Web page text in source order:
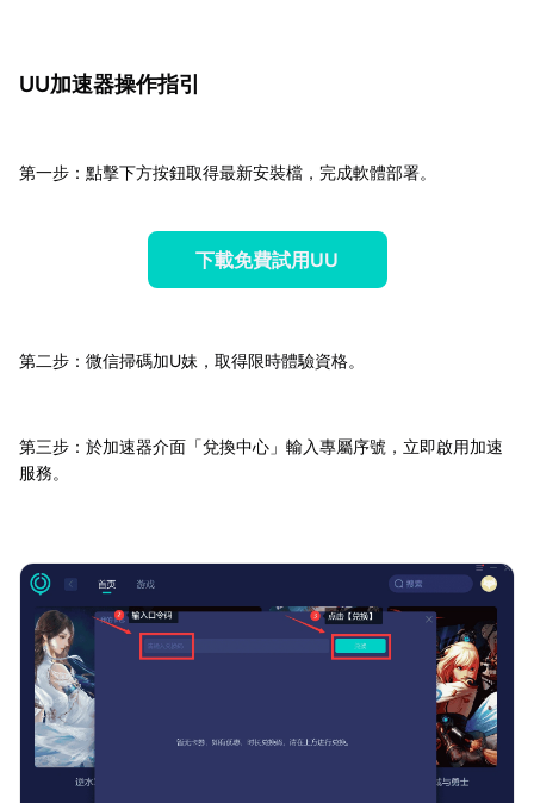
UU加速器操作指引
第一步：點擊下方按鈕取得最新安裝檔，完成軟體部署。
下載免費試用UU
第二步：微信掃碼加U妹，取得限時體驗資格。
第三步：於加速器介面「兌換中心」輸入專屬序號，立即啟用加速
服務。